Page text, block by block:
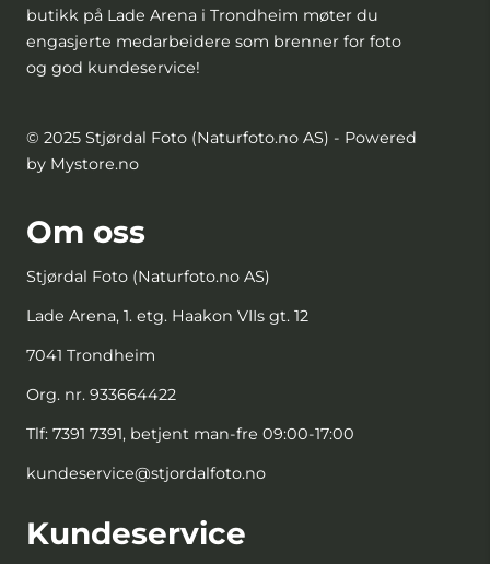
butikk på Lade Arena i Trondheim møter du
engasjerte medarbeidere som brenner for foto
og god kundeservice!
© 2025 Stjørdal Foto (Naturfoto.no AS) - Powered
by Mystore.no
Om oss
Stjørdal Foto (Naturfoto.no AS)
Lade Arena, 1. etg. Haakon VIIs gt. 12
7041 Trondheim
Org. nr. 933664422
Tlf: 7391 7391, betjent man-fre 09:00-17:00
kundeservice@stjordalfoto.no
Kundeservice